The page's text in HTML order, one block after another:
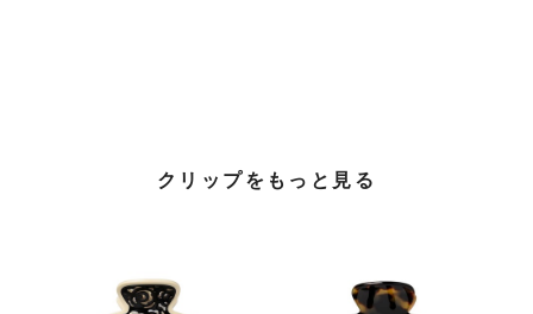
クリップをもっと見る